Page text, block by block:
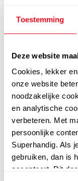
Toestemming
Deze website
Cookies, lekker
onze website
noodzakelijke
en analytische
verbeteren. Met
persoonlijke
Superhandig. Als
gebruiken, dan is
accepteert. Dit